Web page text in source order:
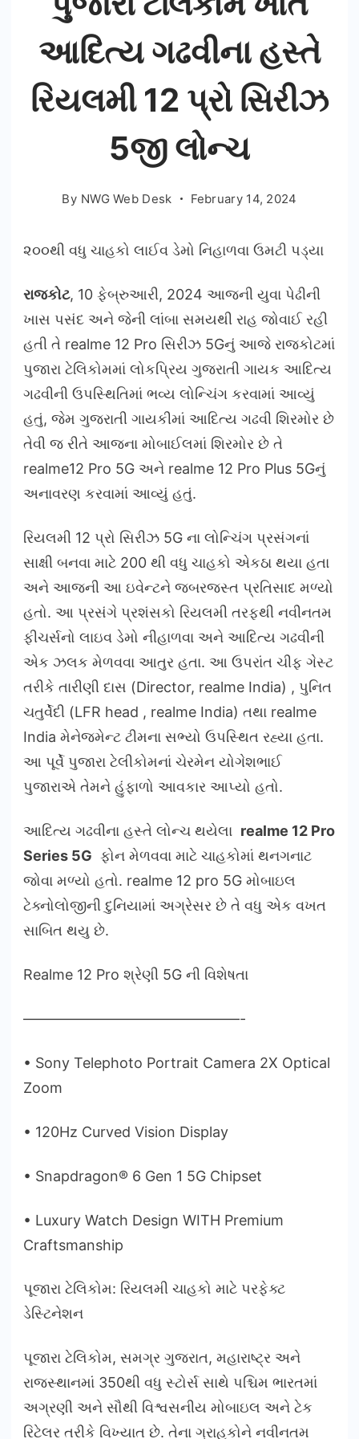
આદિત્ય ગઢવીના હસ્તે
રિયલમી 12 પ્રો સિરીઝ
5જી લોન્ચ
By NWG Web Desk February 14, 2024
૨૦૦થી વધુ ચાહકો લાઈવ ડેમો નિહાળવા ઉમટી પડ્યા
રાજકોટ, 10 ફેબ્રુઆરી, 2024 આજની યુવા પેઢીની
ખાસ પસંદ અને જેની લાંબા સમયથી રાહ જોવાઈ રહી
હતી તે realme 12 Pro સિરીઝ 5Gનું આજે રાજકોટમાં
પુજારા ટેલિકોમમાં લોકપ્રિય ગુજરાતી ગાયક આદિત્ય
ગઢવીની ઉપસ્થિતિમાં ભવ્ય લોન્ચિંગ કરવામાં આવ્યું
હતું, જેમ ગુજરાતી ગાયકીમાં આદિત્ય ગઢવી શિરમોર છે
તેવી જ રીતે આજના મોબાઈલમાં શિરમોર છે તે
realme12 Pro 5G અને realme 12 Pro Plus 5Gનું
અનાવરણ કરવામાં આવ્યું હતું.
રિયલમી 12 પ્રો સિરીઝ 5G ના લોન્ચિંગ પ્રસંગનાં
સાક્ષી બનવા માટે 200 થી વધુ ચાહકો એકઠા થયા હતા
અને આજની આ ઇવેન્ટને જબરજસ્ત પ્રતિસાદ મળ્યો
હતો. આ પ્રસંગે પ્રશંસકો રિયલમી તરફથી નવીનતમ
ફીચર્સનો લાઇવ ડેમો નીહાળવા અને આદિત્ય ગઢવીની
એક ઝલક મેળવવા આતુર હતા. આ ઉપરાંત ચીફ ગેસ્ટ
તરીકે તારીણી દાસ (Director, realme India) , પુનિત
ચતુર્વેદી (LFR head , realme India) તથા realme
India મેનેજમેન્ટ ટીમના સભ્યો ઉપસ્થિત રહ્યા હતા.
આ પૂર્વે પુજારા ટેલીકોમનાં ચેરમેન યોગેશભાઈ
પુજારાએ તેમને હુંફાળો આવકાર આપ્યો હતો.
આદિત્ય ગઢવીના હસ્તે લોન્ચ થયેલા realme 12 Pro
Series 5G ફોન મેળવવા માટે ચાહકોમાં થનગનાટ
જોવા મળ્યો હતો. realme 12 pro 5G મોબાઇલ
ટેક્નોલોજીની દુનિયામાં અગ્રેસર છે તે વધુ એક વખત
સાબિત થયુ છે.
Realme 12 Pro શ્રેણી 5G ની વિશેષતા
———————————————-
• Sony Telephoto Portrait Camera 2X Optical
Zoom
• 120Hz Curved Vision Display
• Snapdragon® 6 Gen 1 5G Chipset
• Luxury Watch Design WITH Premium
Craftsmanship
પૂજારા ટેલિકોમ: રિયલમી ચાહકો માટે પરફેક્ટ
ડેસ્ટિનેશન
પૂજારા ટેલિકોમ, સમગ્ર ગુજરાત, મહારાષ્ટ્ર અને
રાજસ્થાનમાં 350થી વધુ સ્ટોર્સ સાથે પશ્ચિમ ભારતમાં
અગ્રણી અને સૌથી વિશ્વસનીય મોબાઇલ અને ટેક
રિટેલર તરીકે વિખ્યાત છે. તેના ગ્રાહકોને નવીનતમ